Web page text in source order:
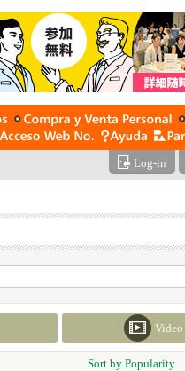
Log-in
Sort by Popularity